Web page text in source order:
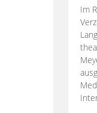
Im